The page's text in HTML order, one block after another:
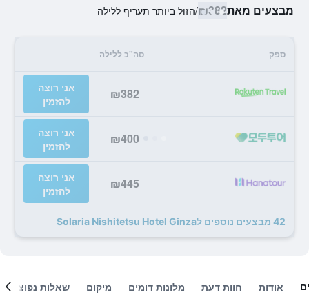
מבצעים מאת₪382
/הזול ביותר תעריף ללילה
ספק סה"כ ללילה
₪382
אני רוצה
להזמין
₪400
אני רוצה
להזמין
₪445
אני רוצה
להזמין
42 מבצעים נוספים לSolaria Nishitetsu Hotel Ginza
אודות חוות דעת מלונות דומים מיקום שאלות נפוצות